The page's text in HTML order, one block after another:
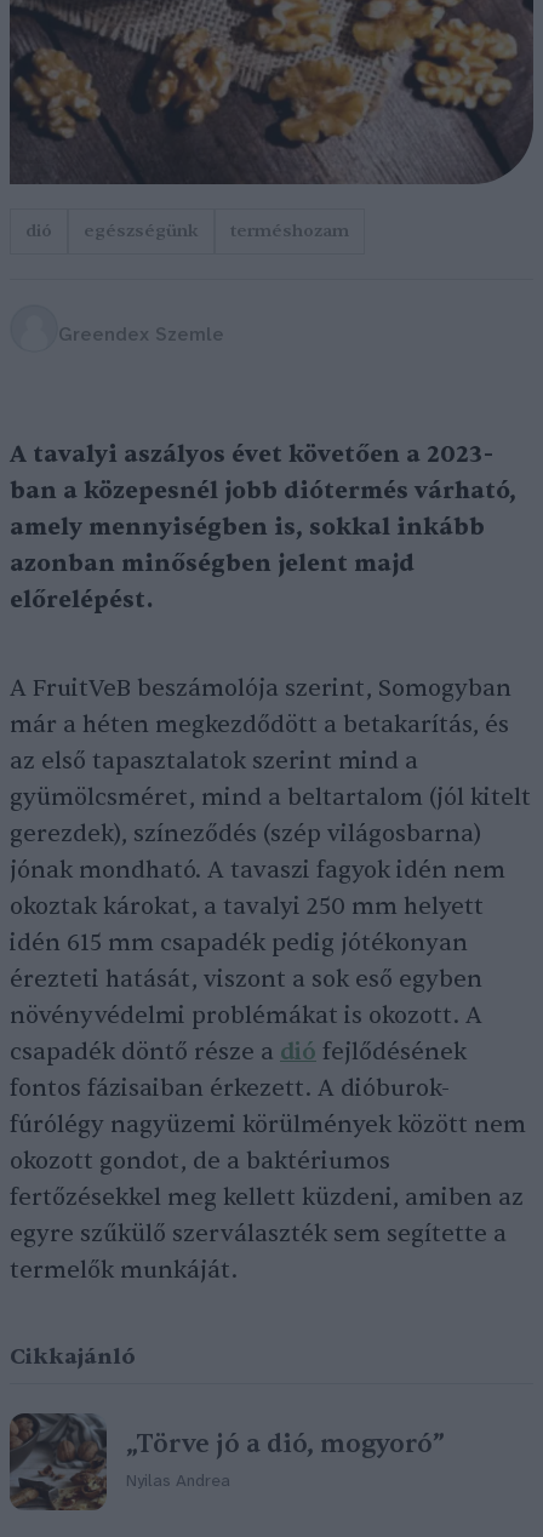
dió egészségünk terméshozam
Greendex Szemle
A tavalyi aszályos évet követően a 2023-
ban a közepesnél jobb diótermés várható,
amely mennyiségben is, sokkal inkább
azonban minőségben jelent majd
előrelépést.
A FruitVeB beszámolója szerint, Somogyban
már a héten megkezdődött a betakarítás, és
az első tapasztalatok szerint mind a
gyümölcsméret, mind a beltartalom (jól kitelt
gerezdek), színeződés (szép világosbarna)
jónak mondható. A tavaszi fagyok idén nem
okoztak károkat, a tavalyi 250 mm helyett
idén 615 mm csapadék pedig jótékonyan
érezteti hatását, viszont a sok eső egyben
növényvédelmi problémákat is okozott. A
csapadék döntő része a dió fejlődésének
fontos fázisaiban érkezett. A dióburok-
fúrólégy nagyüzemi körülmények között nem
okozott gondot, de a baktériumos
fertőzésekkel meg kellett küzdeni, amiben az
egyre szűkülő szerválaszték sem segítette a
termelők munkáját.
Cikkajánló
„Törve jó a dió, mogyoró”
Nyilas Andrea